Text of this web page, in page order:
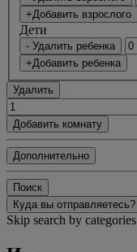
+Добавить взрослого
Дети
- Удалить ребенка
+Добавить ребенка
Удалить
Добавить комнату
Дополнительно
Поиск
Куда вы отправляетесь?
Skip search by categories